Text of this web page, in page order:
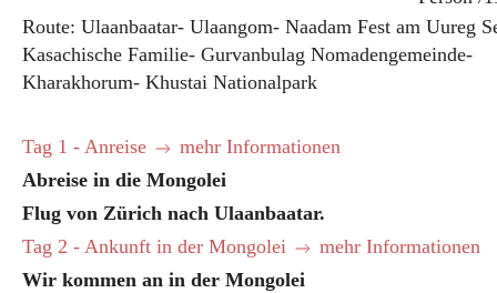
Route: Ulaanbaatar- Ulaangom- Naadam Fest am Uureg
Kasachische Familie- Gurvanbulag Nomadengemeinde-
Kharakhorum- Khustai Nationalpark
Tag 1 - Anreise
mehr Informationen
Abreise in die Mongolei
Flug von Zürich nach Ulaanbaatar.
Tag 2 - Ankunft in der Mongolei
mehr Informationen
Wir kommen an in der Mongolei